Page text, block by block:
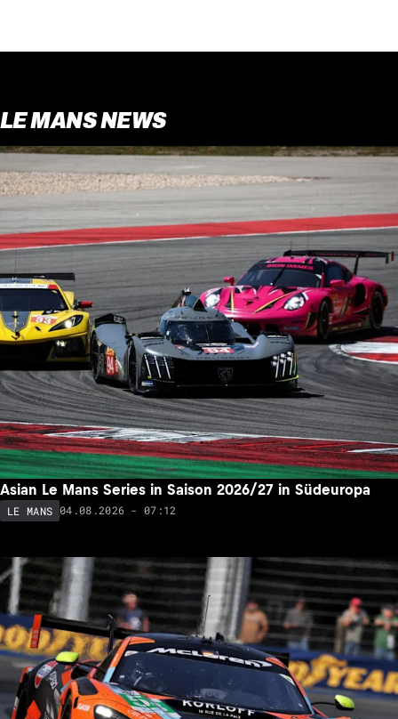
LE MANS NEWS
Asian Le Mans Series in Saison 2026/27 in Südeuropa
LE MANS 04.08.2026 - 07:12